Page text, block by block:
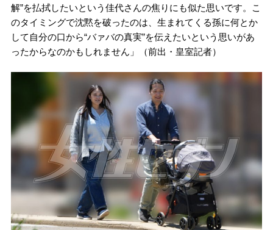
解”を払拭したいという佳代さんの焦りにも似た思いです。こ
のタイミングで沈黙を破ったのは、生まれてくる孫に何とか
して自分の口から“バァバの真実”を伝えたいという思いがあ
ったからなのかもしれません」（前出・皇室記者）